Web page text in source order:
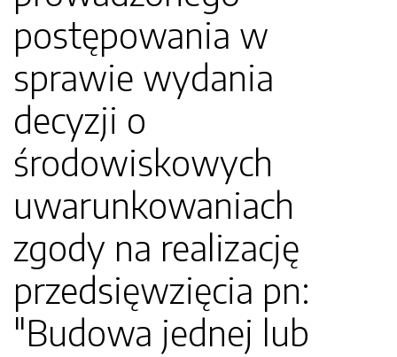
postępowania w
sprawie wydania
decyzji o
środowiskowych
uwarunkowaniach
zgody na realizację
przedsięwzięcia pn:
"Budowa jednej lub